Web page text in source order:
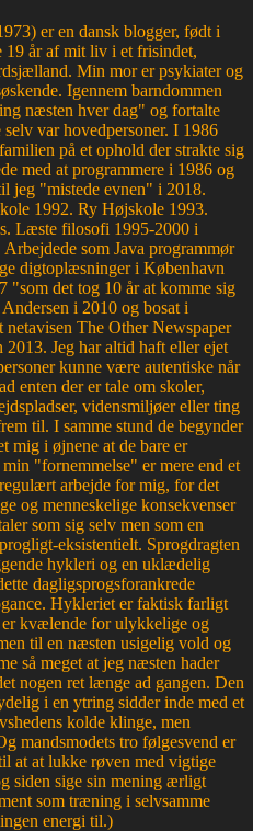
er en dansk blogger, født i
19 år af mit liv i et frisindet,
Min mor er psykiater og
Igennem barndommen
næsten hver dag" og fortalte
var hovedpersoner. I 1986
på et ophold der strakte sig
med at programmere i 1986 og
jeg "mistede evnen" i 2018.
1992. Ry Højskole 1993.
Læste filosofi 1995-2000 i
som Java programmør
digtoplæsninger i København
"som det tog 10 år at komme sig
i 2010 og bosat i
The Other Newspaper
Jeg har altid haft eller ejet
kunne være autentiske når
enten der er tale om skoler,
vidensmiljøer eller ting
til. I samme stund de begynder
mig i øjnene at de bare er
"fornemmelse" er mere end et
arbejde for mig, for det
og menneskelige konsekvenser
som sig selv men som en
eksistentielt. Sprogdragten
hykleri og en uklædelig
dagligsprogsforankrede
Hykleriet er faktisk farligt
er kvælende for ulykkelige og
til en næsten usigelig vold og
så meget at jeg næsten hader
nogen ret længe ad gangen. Den
i en ytring sidder inde med et
kolde klinge, men
mandsmodets tro følgesvend er
at at lukke røven med vigtige
siden sige sin mening ærligt
som træning i selvsamme
energi til.)